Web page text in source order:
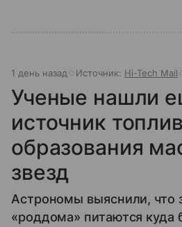
1 день назад Источник: Hi-Tech Mail
Ученые нашли
источник
образования
звезд
Астрономы выяснили, что
«роддома» питаются